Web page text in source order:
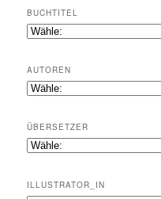
BUCHTITEL
AUTOREN
ÜBERSETZER
ILLUSTRATOR_IN